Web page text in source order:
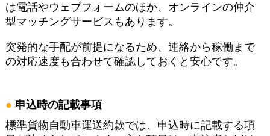
は電話やウェブフォームのほか、オンラインの仲介
型マッチングサービスもあります。
突発的な手配が前提になるため、連絡から稼働まで
の対応速度も合わせて確認しておくと安心です。
申込時の記載事項
標準貨物自動車運送約款では、申込時に記載する項